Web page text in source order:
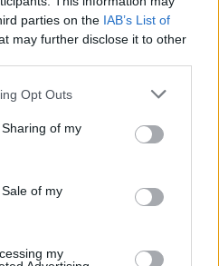
parties on the IAB’s List of
may further disclose it to other
app uses one or more Google
behaviour. You may click to
and its third-party tags to
purposes in below Google
Opt Outs
of my
of my
my
segítő
18. 18:09
két évtizede
nem használja.